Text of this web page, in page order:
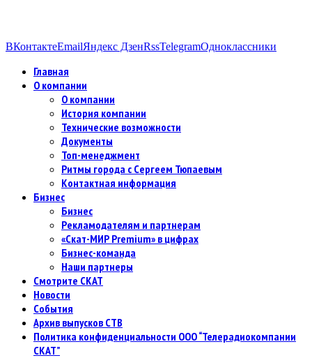
ВКонтактеEmailЯндекс ДзенRssTelegramОдноклассники
Главная
О компании
О компании
История компании
Технические возможности
Документы
Топ-менеджмент
Ритмы города с Сергеем Тюпаевым
Контактная информация
Бизнес
Бизнес
Рекламодателям и партнерам
«Скат-МИР Premium» в цифрах
Бизнес-команда
Наши партнеры
Смотрите СКАТ
Новости
События
Архив выпусков СТВ
Политика конфиденциальности ООО “Телерадиокомпании
СКАТ”